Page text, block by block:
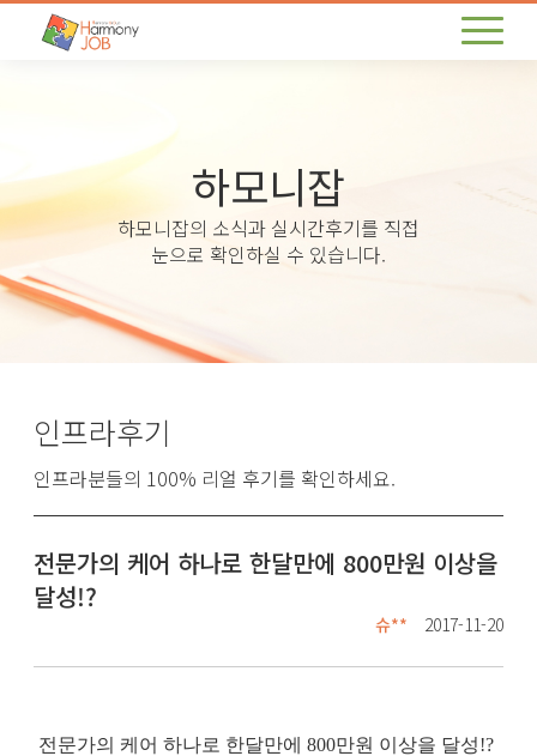
하모니잡
하모니잡의 소식과 실시간후기를 직접
눈으로 확인하실 수 있습니다.
인프라후기
인프라분들의 100% 리얼 후기를 확인하세요.
전문가의 케어 하나로 한달만에 800만원 이상을
달성!?
슈** 2017-11-20
전문가의 케어 하나로 한달만에 800만원 이상을 달성!?